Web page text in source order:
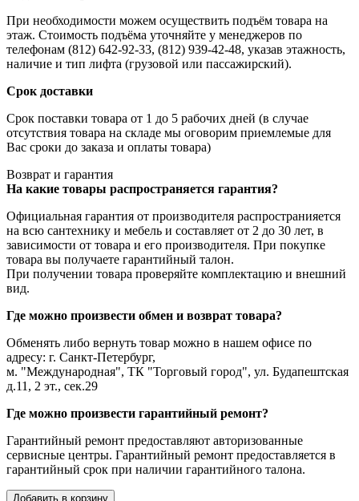
При необходимости можем осуществить подъём товара на
этаж. Стоимость подъёма уточняйте у менеджеров по
телефонам (812) 642-92-33, (812) 939-42-48, указав этажность,
наличие и тип лифта (грузовой или пассажирский).
Срок доставки
Срок поставки товара от 1 до 5 рабочих дней (в случае
отсутствия товара на складе мы оговорим приемлемые для
Вас сроки до заказа и оплаты товара)
Возврат и гарантия
На какие товары распространяется гарантия?
Официальная гарантия от производителя распространияется
на всю сантехнику и мебель и составляет от 2 до 30 лет, в
зависимости от товара и его производителя. При покупке
товара вы получаете гарантийный талон.
При получении товара проверяйте комплектацию и внешний
вид.
Где можно произвести обмен и возврат товара?
Обменять либо вернуть товар можно в нашем офисе по
адресу: г. Санкт-Петербург,
м. "Международная", ТК "Торговый город", ул. Будапештская
д.11, 2 эт., сек.29
Где можно произвести гарантийный ремонт?
Гарантийный ремонт предоставляют авторизованные
сервисные центры. Гарантийный ремонт предоставляется в
гарантийный срок при наличии гарантийного талона.
Добавить в корзину